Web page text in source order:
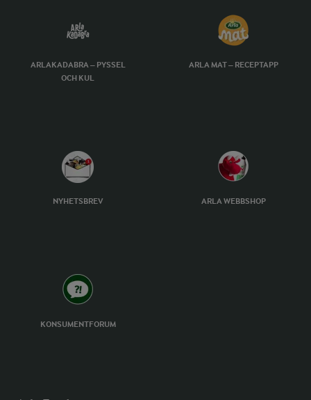
ARLAKADABRA – PYSSEL
OCH KUL
ARLA MAT – RECEPTAPP
NYHETSBREV ARLA WEBBSHOP
KONSUMENTFORUM